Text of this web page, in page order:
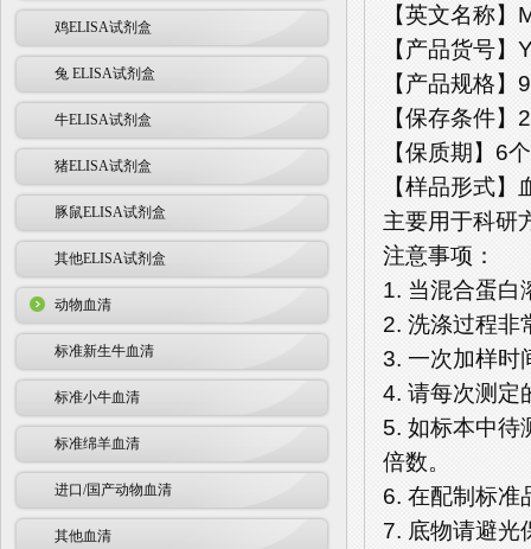
鸡ELISA试剂盒
兔 ELISA试剂盒
牛ELISA试剂盒
猪ELISA试剂盒
豚鼠ELISA试剂盒
其他ELISA试剂盒
动物血清
标准新生牛血清
标准小牛血清
标准绵羊血清
进口/国产动物血清
其他血清
【英文名称
【产品货号
【产品规格】
【保存条件
【保质期】6
【样品形式
主要用于科研
注意事项：
1. 当混合蛋白
2. 洗涤过程非
3. 一次加样时
4. 请每次测定
5. 如标本中待
倍数。
6. 在配制标准
7. 底物请避